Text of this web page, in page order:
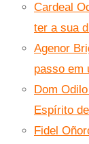
Cardeal
ter a sua
Agenor
passo em
Dom
Espírito
Fidel